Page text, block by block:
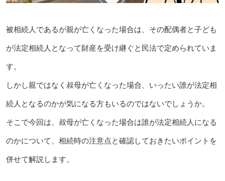
被相続人であるが親が亡くなった場合は、その配偶者と子ども
が法定相続人となって財産を受け継ぐと民法で定められていま
す。
しかし親ではなく叔母が亡くなった場合、いったい誰が法定相
続人となるのかが気になる方もいるのではないでしょうか。
そこで今回は、叔母が亡くなった場合は誰が法定相続人になる
のかについて、相続時の注意点と確認しておきたいポイントを
併せて解説します。